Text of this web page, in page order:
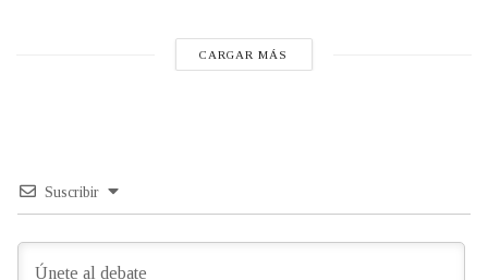
CARGAR MÁS
Suscribir